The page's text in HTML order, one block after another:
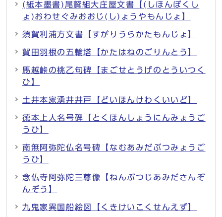
(紙本墨書)尾鷲組大庄屋文書【(しほんぼくし
ょ)おわせぐみおおじ(し)ょうやもんじょ】
須賀利浦方文書【すがりうらかたもんじょ】
賀田羽根の五輪塔【かたはねのごりんとう】
馬越峠の桃乙句碑【まごせとうげのとういつく
ひ】
土井本家湧井井戸【どいほんけわくいいど】
徳本上人名号碑【とくほんしょうにんみょうご
うひ】
南無阿弥陀仏名号碑【なむあみだぶつみょうご
うひ】
念仏寺阿弥陀三尊像【ねんぶつじあみださんぞ
んぞう】
九鬼家異国船絵図【くきけいこくせんえず】